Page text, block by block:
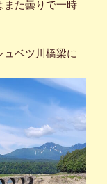
また曇りで一時
ベツ川橋梁に